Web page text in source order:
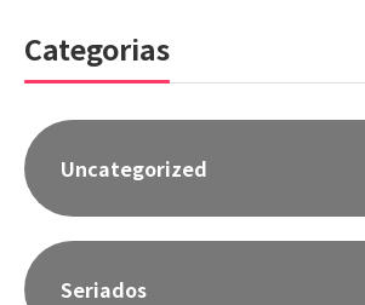
Categorias
Uncategorized
Seriados